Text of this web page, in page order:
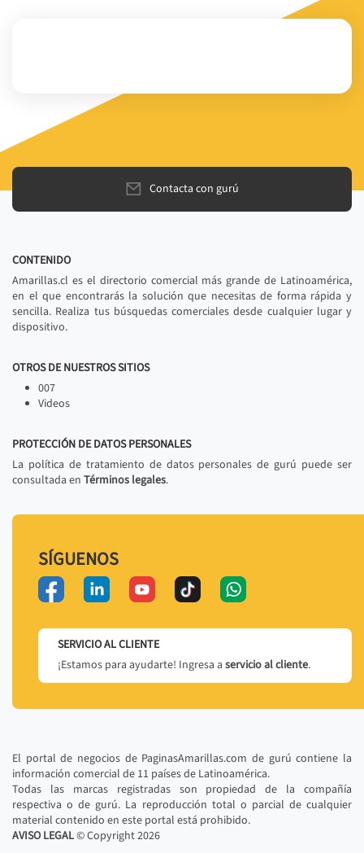
Contacta con gurú
CONTENIDO
Amarillas.cl es el directorio comercial más grande de Latinoamérica,
en el que encontrarás la solución que necesitas de forma rápida y
sencilla. Realiza tus búsquedas comerciales desde cualquier lugar y
dispositivo.
OTROS DE NUESTROS SITIOS
007
Videos
PROTECCIÓN DE DATOS PERSONALES
La política de tratamiento de datos personales de gurú puede ser
consultada en Términos legales.
SÍGUENOS
SERVICIO AL CLIENTE
¡Estamos para ayudarte! Ingresa a servicio al cliente.
El portal de negocios de PaginasAmarillas.com de gurú contiene la
información comercial de 11 países de Latinoamérica.
Todas las marcas registradas son propiedad de la compañía
respectiva o de gurú. La reproducción total o parcial de cualquier
material contenido en este portal está prohibido.
AVISO LEGAL© Copyright2026